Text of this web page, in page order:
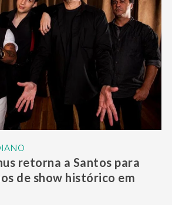
retorna a Santos para
de show histórico em